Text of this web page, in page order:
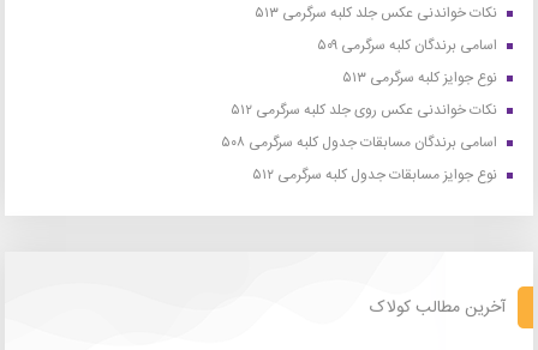
نکات خواندنی عکس جلد کلبه سرگرمی ۵۱۳
اسامی برندگان کلبه سرگرمی ۵۰۹
نوع جوایز کلبه سرگرمی ۵۱۳
نکات خواندنی عکس روی جلد کلبه سرگرمی ۵۱۲
اسامی برندگان مسابقات جدول کلبه سرگرمی ۵۰۸
نوع جوایز مسابقات جدول کلبه سرگرمی ۵۱۲
آخرین مطالب کولاک